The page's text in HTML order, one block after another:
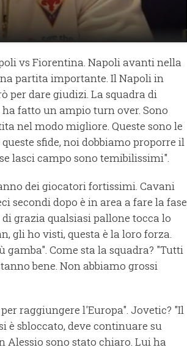
vs Fiorentina. Napoli avanti nella
partita importante. Il Napoli in
per dare giudizi. La squadra di
fatto un ampio turn over. Sono
nel modo migliore. Queste sono le
sfide, noi dobbiamo proporre il
lasci campo sono temibilissimi".
dei giocatori fortissimi. Cavani
secondi dopo è in area a fare la fase
grazia qualsiasi pallone tocca lo
gli ho visti, questa è la loro forza.
Come sta la squadra? "Tutti
bene. Non abbiamo grossi
raggiungere l'Europa". Jovetic? "Il
è sbloccato, deve continuare su
Alessio sono stato chiaro. Lui ha